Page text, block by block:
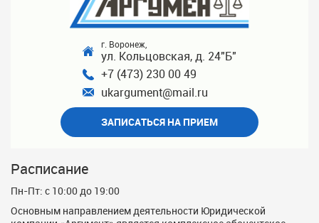
г. Воронеж,
ул. Кольцовская, д. 24"Б"
+7 (473) 230 00 49
ukargument@mail.ru
ЗАПИСАТЬСЯ НА ПРИЕМ
Расписание
Пн-Пт: с 10:00 до 19:00
Основным направлением деятельности Юридической